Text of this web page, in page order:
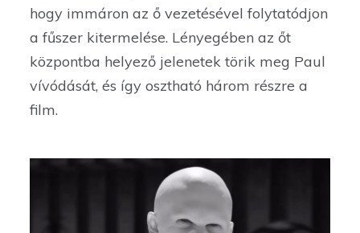
hogy immáron az ő vezetésével folytatódjon
a fűszer kitermelése. Lényegében az őt
központba helyező jelenetek törik meg Paul
vívódását, és így osztható három részre a
film.